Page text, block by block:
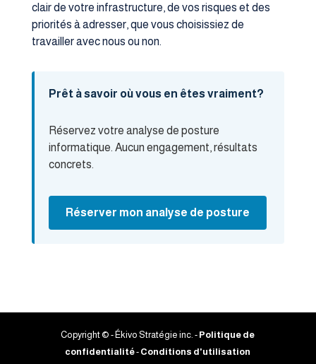
clair de votre infrastructure, de vos risques et des
priorités à adresser, que vous choisissiez de
travailler avec nous ou non.
Prêt à savoir où vous en êtes vraiment?
Réservez votre analyse de posture
informatique. Aucun engagement, résultats
concrets.
Réserver mon analyse de posture
Copyright © - Ékivo Stratégie inc. - Politique de
confidentialité- Conditions d'utilisation